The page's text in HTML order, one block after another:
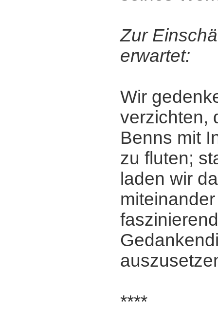
Zur
erwartet:
Wir
verzichten,
Benns mit
zu fluten;
laden wir
****